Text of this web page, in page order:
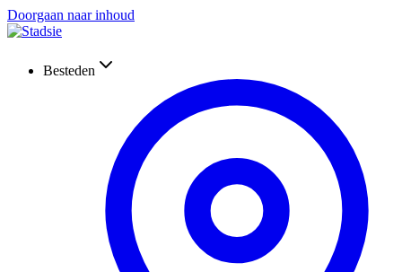
Doorgaan naar inhoud
Besteden